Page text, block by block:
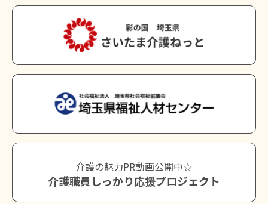
介護の魅力PR動画公開中☆
介護職員しっかり応援プロジェクト